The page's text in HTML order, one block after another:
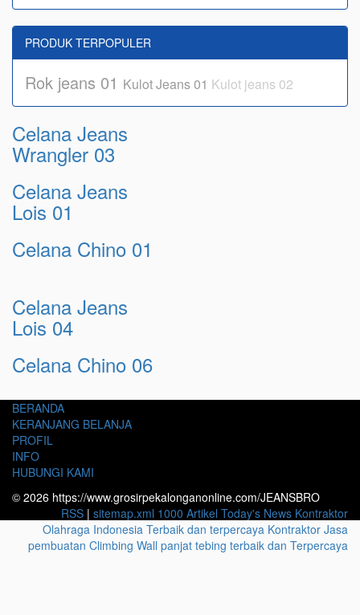
PRODUK TERPOPULER
Rok jeans 01 Kulot Jeans 01 Kulot jeans 02
Celana Jeans
Wrangler 03
Celana Jeans
Lois 01
Celana Chino 01
Celana Jeans
Lois 04
Celana Chino 06
BERANDA
KERANJANG BELANJA
PROFIL
INFO
HUBUNGI KAMI
© 2026 https://www.grosirpekalonganonline.com/JEANSBRO
RSS | sitemap.xml 1000 Artikel Today's News Kontraktor
Olahraga Indonesia Terbaik dan terpercaya Kontraktor Jasa
pembuatan Climbing Wall panjat tebing terbaik dan Terpercaya